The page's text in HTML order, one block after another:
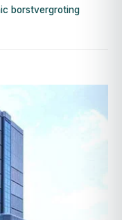
borstvergroting